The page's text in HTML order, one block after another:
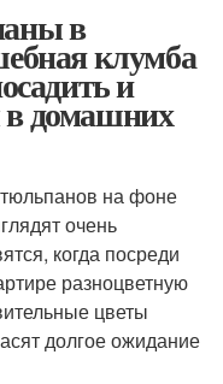
в
клумба
и
домашних
на фоне
очень
когда посреди
разноцветную
цветы
долгое ожидание